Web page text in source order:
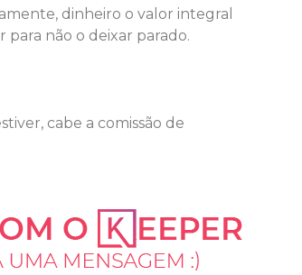
dinheiro o valor integral
não o deixar parado.
cabe a comissão de